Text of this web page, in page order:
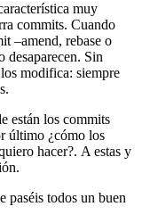
muy
commits. Cuando
–amend, rebase o
desaparecen. Sin
modifica: siempre
están los commits
último ¿cómo los
hacer?. A estas y
paséis todos un buen